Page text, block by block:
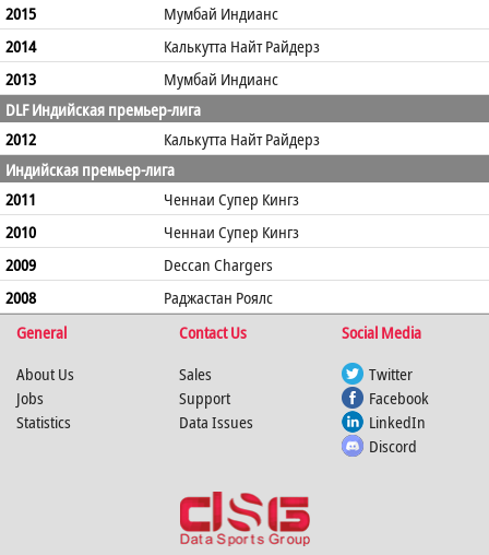
2015
Мумбай Индианс
2014
Калькутта Найт Райдерз
2013
Мумбай Индианс
DLF Индийская премьер-лига
2012
Калькутта Найт Райдерз
Индийская премьер-лига
2011
Ченнаи Супер Кингз
2010
Ченнаи Супер Кингз
2009
Deccan Chargers
2008
Раджастан Роялс
General
Contact Us
Social Media
About Us
Jobs
Statistics
Sales
Support
Data Issues
Twitter
Facebook
LinkedIn
Discord